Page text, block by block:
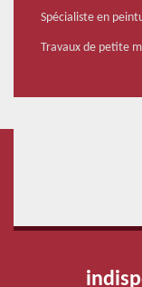
Spécialiste en
Travaux de petite